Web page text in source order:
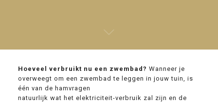
Hoeveel verbruikt nu een zwembad? Wanneer je
overweegt om een zwembad te leggen in jouw tuin, is
één van de hamvragen
natuurlijk wat het elektriciteit-verbruik zal zijn en de